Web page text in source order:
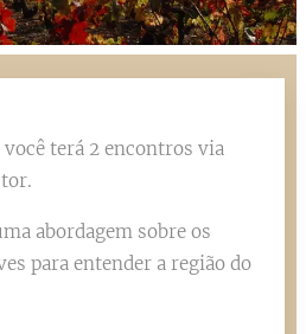
você terá 2 encontros via
abordagem sobre os
para entender a região do